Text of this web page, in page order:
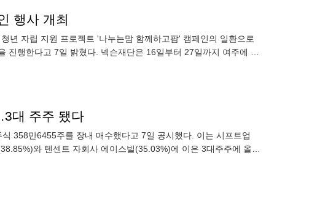
행사 개최
년 자립 지원 프로젝트 '나누는맘 함께하고팜' 캠페인의 일환으로
행한다고 7일 밝혔다. 넥슨재단은 16일부터 27일까지 여주에 위
대 주주 됐다
358만6455주를 장내 매수했다고 7일 공시했다. 이는 시프트업
와 텐센트 자회사 에이스빌(35.03%)에 이은 3대주주에 올랐